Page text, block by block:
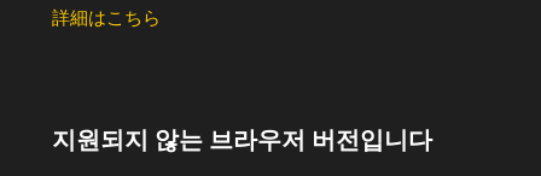
詳細はこちら
지원되지 않는 브라우저 버전입니다